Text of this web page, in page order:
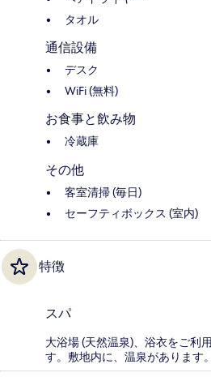
タオル
通信設備
デスク
WiFi (無料)
お食事と飲み物
冷蔵庫
その他
客室清掃 (毎日)
セーフティボックス (室内)
特徴
スパ
大浴場 (天然温泉)、浴衣をご利
す。敷地内に、温泉があります。